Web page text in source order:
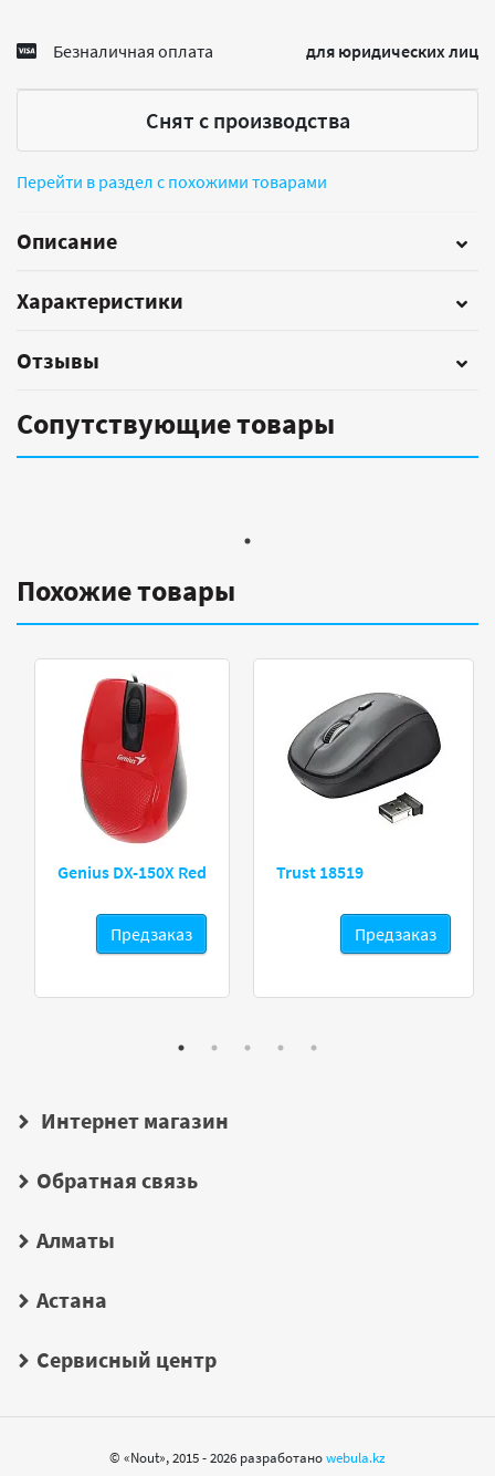
Безналичная оплата для юридических лиц
Снят с производства
Перейти в раздел с похожими товарами
Описание
Характеристики
Отзывы
Сопутствующие товары
Похожие товары
Genius DX-150X Red
Предзаказ
Trust 18519
Предзаказ
Интернет магазин
Обратная связь
Алматы
Астана
Сервисный центр
© «Nout», 2015 - 2026 разработаноwebula.kz